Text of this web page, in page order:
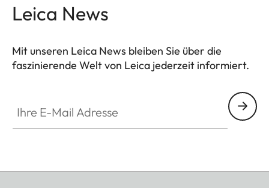
Leica News
Mit unseren Leica News bleiben Sie über die
faszinierende Welt von Leica jederzeit informiert.